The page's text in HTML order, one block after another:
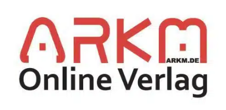
richtigen Sitz der Protektoren zu achten. Der
Sturzhelm gehört wohl zu den wichtigsten
Lebensrettern überhaupt. Auch er benötigt
einen Frühjahrsputz. Helm und Visier müssen
von Winterstaub und Insektenresten befreit